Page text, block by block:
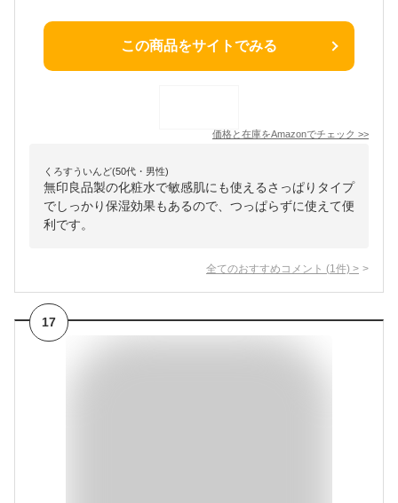
この商品をサイトでみる
価格と在庫をAmazonでチェック >>
くろすういんど(50代・男性)
無印良品製の化粧水で敏感肌にも使えるさっぱりタイプ
でしっかり保湿効果もあるので、つっぱらずに使えて便
利です。
全てのおすすめコメント (1 件) >
17